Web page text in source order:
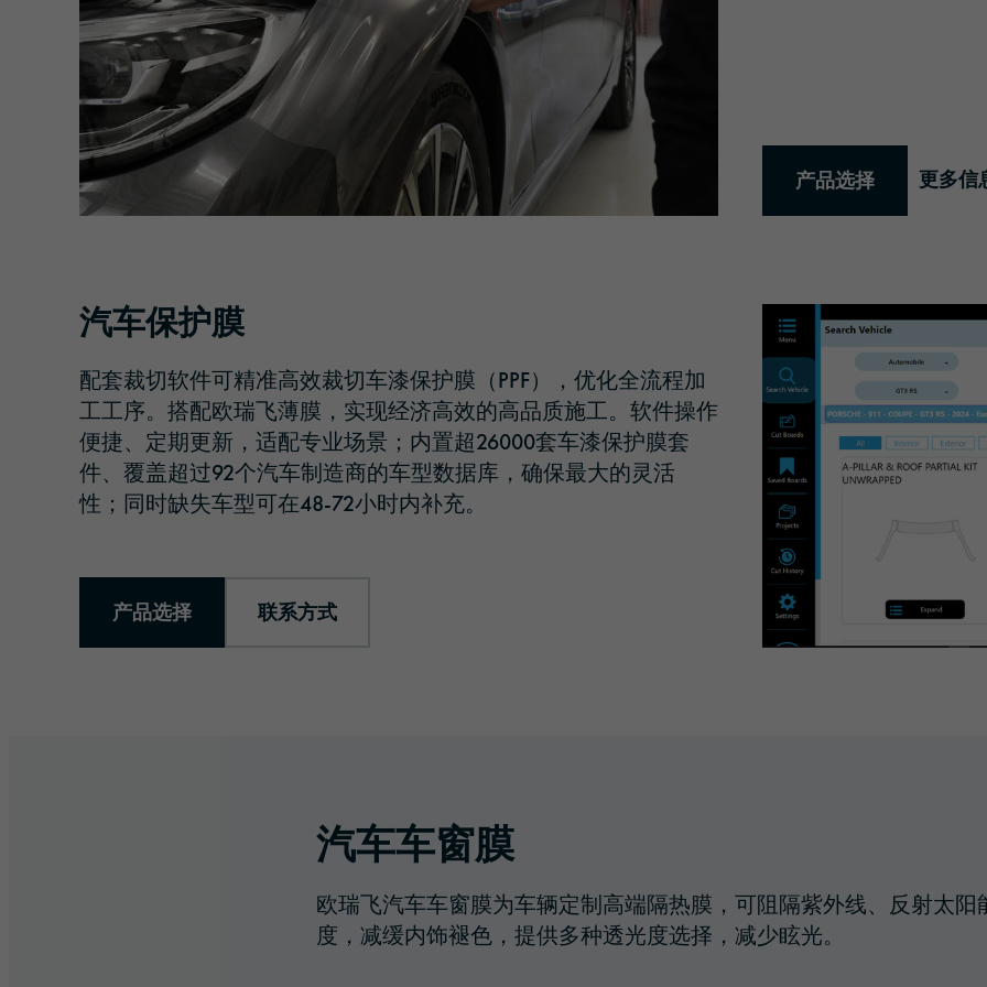
产品选择 更多信
汽车保护膜
配套裁切软件可精准高效裁切车漆保护膜 （PPF）， 优化全流程加
工工序。搭配欧瑞飞薄膜，实现经济高效的高品质施工。软件操作
便捷、定期更新，适配专业场景；内置超26000套车漆保护膜套
件、覆盖超过92个汽车制造商的车型数据库，确保最大的灵活
性；同时缺失车型可在48-72小时内补充。
产品选择 联系方式
汽车车窗膜
欧瑞飞汽车车窗膜为车辆定制高端隔热膜，可阻隔紫外线、反射太阳
度，减缓内饰褪色，提供多种透光度选择，减少眩光。